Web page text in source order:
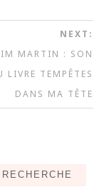
NEXT:
MARTIN : SON
LIVRE TEMPÊTES
DANS MA TÊTE
RECHERCHE